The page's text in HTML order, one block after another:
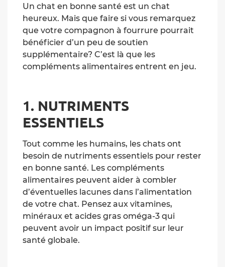
Un chat en bonne santé est un chat
heureux. Mais que faire si vous remarquez
que votre compagnon à fourrure pourrait
bénéficier d’un peu de soutien
supplémentaire? C’est là que les
compléments alimentaires entrent en jeu.
1. NUTRIMENTS
ESSENTIELS
Tout comme les humains, les chats ont
besoin de nutriments essentiels pour rester
en bonne santé. Les compléments
alimentaires peuvent aider à combler
d’éventuelles lacunes dans l’alimentation
de votre chat. Pensez aux vitamines,
minéraux et acides gras oméga-3 qui
peuvent avoir un impact positif sur leur
santé globale.